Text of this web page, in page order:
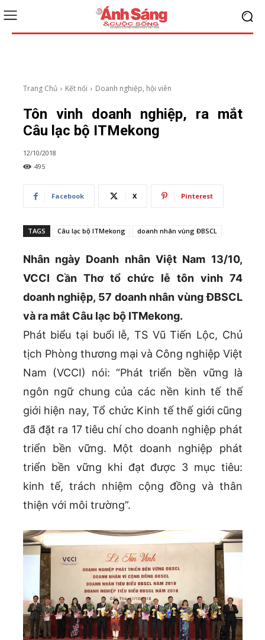
Trang Chủ Kết nối Doanh nghiệp, hội viên
Tôn vinh doanh nghiệp, ra mắt
Câu lạc bộ ITMekong
12/10/2018
495
Facebook X Pinterest
TAGS Câu lạc bộ ITMekong doanh nhân vùng ĐBSCL
Nhân ngày Doanh nhân Việt Nam 13/10,
VCCI Cần Thơ tổ chức lễ tôn vinh 74
doanh nghiệp, 57 doanh nhân vùng ĐBSCL
và ra mắt Câu lạc bộ ITMekong.
Phát biểu tại buổi lễ, TS Vũ Tiến Lộc, Chủ
tịch Phòng thương mại và Công nghiệp Việt
Nam (VCCI) nói: “Phát triển bền vững là
ngôn ngữ chung của các nền kinh tế thế
giới hiện nay, Tổ chức Kinh tế thế giới cũng
đã đặt ra 17 tiêu chí cho doanh nghiệp phát
triển bền vững. Một doanh nghiệp phát
triển bền vững khi đạt được 3 mục tiêu:
kinh tế, trách nhiệm cộng đồng và thân
thiện với môi trường”.